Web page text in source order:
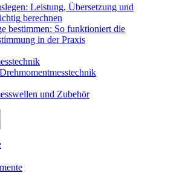
Leistung, Übersetzung und
berechnen
bestimmen: So funktioniert die
in der Praxis
und Zubehör